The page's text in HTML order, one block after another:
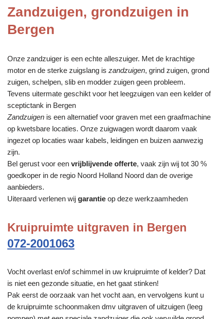
Zandzuigen, grondzuigen in
Bergen
Onze zandzuiger is een echte alleszuiger. Met de krachtige
motor en de sterke zuigslang is zandzuigen, grind zuigen, grond
zuigen, schelpen, slib en modder zuigen geen probleem.
Tevens uitermate geschikt voor het leegzuigen van een kelder of
sceptictank in Bergen
Zandzuigen is een alternatief voor graven met een graafmachine
op kwetsbare locaties. Onze zuigwagen wordt daarom vaak
ingezet op locaties waar kabels, leidingen en buizen aanwezig
zijn.
Bel gerust voor een vrijblijvende offerte, vaak zijn wij tot 30 %
goedkoper in de regio Noord Holland Noord dan de overige
aanbieders.
Uiteraard verlenen wij garantie op deze werkzaamheden
Kruipruimte uitgraven in Bergen
072-2001063
Vocht overlast en/of schimmel in uw kruipruimte of kelder? Dat
is niet een gezonde situatie, en het gaat stinken!
Pak eerst de oorzaak van het vocht aan, en vervolgens kunt u
de kruipruimte schoonmaken dmv uitgraven of uitzuigen (leeg